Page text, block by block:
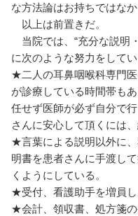
な方法論はお持ちではなか
以上は前置きだ。
当院では、“充分な説明
に次のような努力をしてい
★二人の耳鼻咽喉科専門
が診療している時間帯も
任せず医師が必ず自分で
さんに安心して頂くには
★言葉による説明以外に
明書を患者さんに手渡し
くようにしている。
★受付、看護助手を増員し
★会計、領収書、処方箋